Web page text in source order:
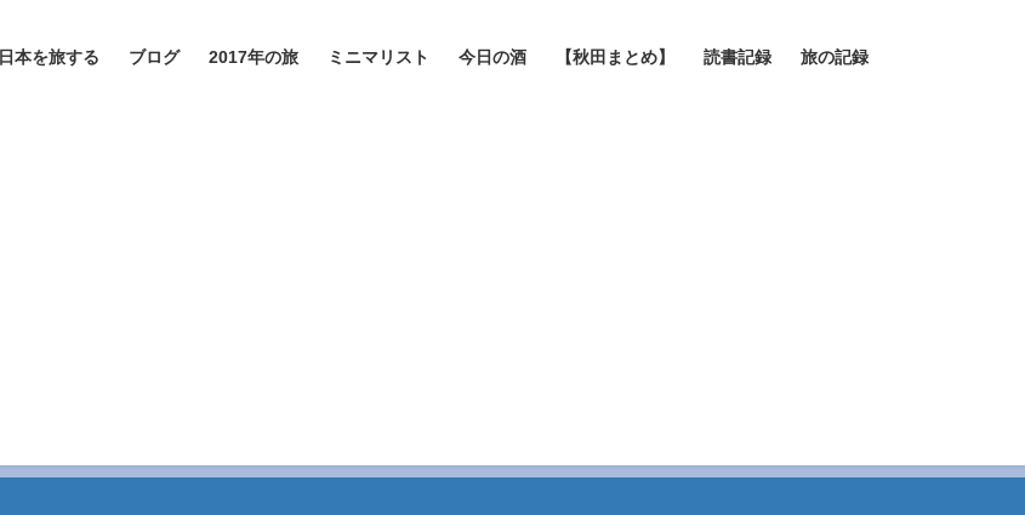
日本を旅する ブログ 2017年の旅 ミニマリスト 今日の酒 【秋田まとめ】 読書記録 旅の記録